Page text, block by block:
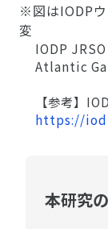
※図はIODP
変
IODP
Atlantic
【参考】
https://
本研究